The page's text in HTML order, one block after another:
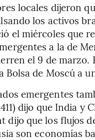
locales dijeron
los activos
el miércoles que
a la de
el 9 de marzo.
Bolsa de Moscú a
emergentes
dijo que India y
dijo que los flujos
son economías